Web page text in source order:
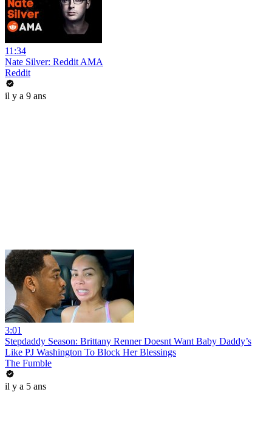
11:34
Nate Silver: Reddit AMA
Reddit
il y a 9 ans
3:01
Stepdaddy Season: Brittany Renner Doesnt Want Baby Daddy’s
Like PJ Washington To Block Her Blessings
The Fumble
il y a 5 ans